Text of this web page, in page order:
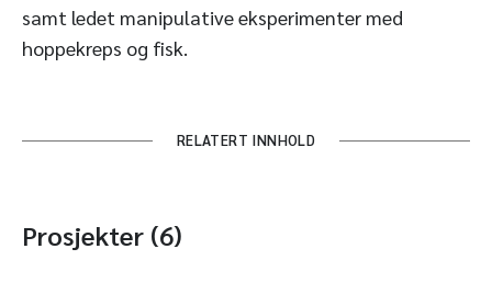
samt ledet manipulative eksperimenter med
hoppekreps og fisk.
RELATERT INNHOLD
Prosjekter (6)